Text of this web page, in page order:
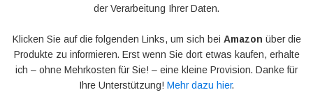
der Verarbeitung Ihrer Daten.
Klicken Sie auf die folgenden Links, um sich bei Amazon über die
Produkte zu informieren. Erst wenn Sie dort etwas kaufen, erhalte
ich – ohne Mehrkosten für Sie! – eine kleine Provision. Danke für
Ihre Unterstützung! Mehr dazu hier.